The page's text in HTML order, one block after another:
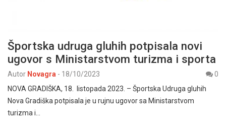
Športska udruga gluhih potpisala novi
ugovor s Ministarstvom turizma i sporta
Autor Novagra - 18/10/2023
0
NOVA GRADIŠKA, 18. listopada 2023. – Športska Udruga gluhih
Nova Gradiška potpisala je u rujnu ugovor sa Ministarstvom
turizma i…